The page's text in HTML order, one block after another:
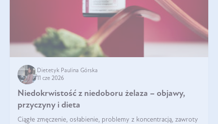
Dietetyk Paulina Górska
11 cze 2026
Niedokrwistość z niedoboru żelaza – objawy,
przyczyny i dieta
Ciągłe zmęczenie, osłabienie, problemy z koncentracją, zawroty